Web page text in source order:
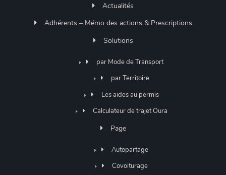
Actualités
Adhérents – Mémo des actions & Prescriptions
Solutions
par Mode de Transport
par Territoire
Les aides au permis
Calculateur de trajet Oura
Page
Autopartage
Covoiturage